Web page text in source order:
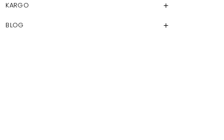
KARGO
BLOG